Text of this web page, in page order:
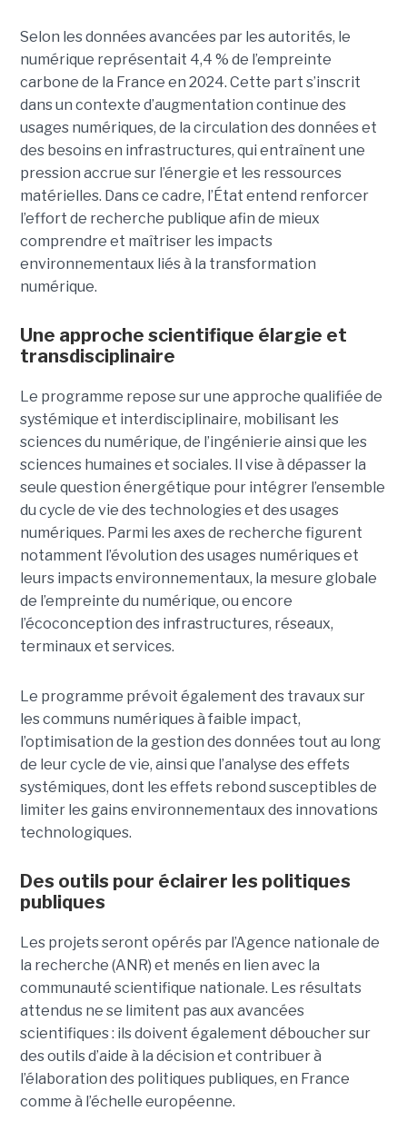
Selon les données avancées par les autorités, le
numérique représentait 4,4 % de l’empreinte
carbone de la France en 2024. Cette part s’inscrit
dans un contexte d’augmentation continue des
usages numériques, de la circulation des données et
des besoins en infrastructures, qui entraînent une
pression accrue sur l’énergie et les ressources
matérielles. Dans ce cadre, l’État entend renforcer
l’effort de recherche publique afin de mieux
comprendre et maîtriser les impacts
environnementaux liés à la transformation
numérique.
Une approche scientifique élargie et
transdisciplinaire
Le programme repose sur une approche qualifiée de
systémique et interdisciplinaire, mobilisant les
sciences du numérique, de l’ingénierie ainsi que les
sciences humaines et sociales. Il vise à dépasser la
seule question énergétique pour intégrer l’ensemble
du cycle de vie des technologies et des usages
numériques. Parmi les axes de recherche figurent
notamment l’évolution des usages numériques et
leurs impacts environnementaux, la mesure globale
de l’empreinte du numérique, ou encore
l’écoconception des infrastructures, réseaux,
terminaux et services.
Le programme prévoit également des travaux sur
les communs numériques à faible impact,
l’optimisation de la gestion des données tout au long
de leur cycle de vie, ainsi que l’analyse des effets
systémiques, dont les effets rebond susceptibles de
limiter les gains environnementaux des innovations
technologiques.
Des outils pour éclairer les politiques
publiques
Les projets seront opérés par l’Agence nationale de
la recherche (ANR) et menés en lien avec la
communauté scientifique nationale. Les résultats
attendus ne se limitent pas aux avancées
scientifiques : ils doivent également déboucher sur
des outils d’aide à la décision et contribuer à
l’élaboration des politiques publiques, en France
comme à l’échelle européenne.